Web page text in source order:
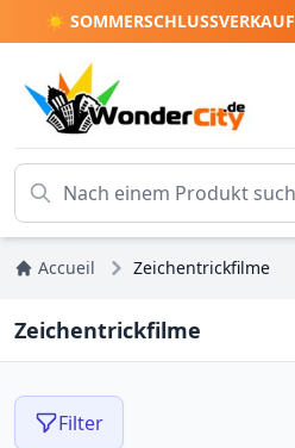
☀️ SOMMERSCHLUSSVERKAUF
Accueil Zeichentrickfilme
Zeichentrickfilme
Filter